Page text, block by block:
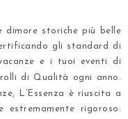
dimore storiche più belle
gli standard di
e i tuoi eventi di
di Qualità ogni anno.
L’Essenza è riuscita a
estremamente rigoroso: